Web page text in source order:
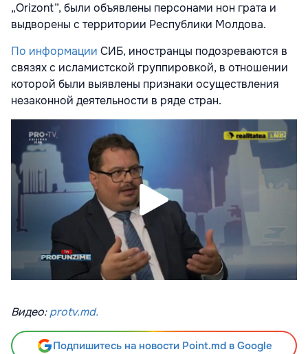
„Orizont”, были объявлены персонами нон грата и
выдворены с территории Республики Молдова.
По информации СИБ, иностранцы подозреваются в
связях с исламистской группировкой, в отношении
которой были выявлены признаки осуществления
незаконной деятельности в ряде стран.
Видео:protv.md.
Подпишитесь на новости Point.md в Google